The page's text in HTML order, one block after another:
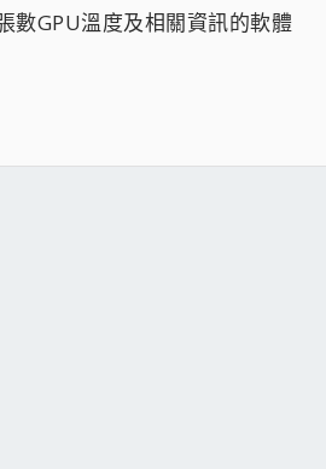
數GPU溫度及相關資訊的軟體